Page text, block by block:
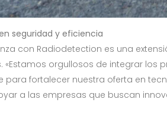
seguridad y eficiencia
con Radiodetection es una
«Estamos orgullosos de integrar
para fortalecer nuestra oferta en
a las empresas que buscan